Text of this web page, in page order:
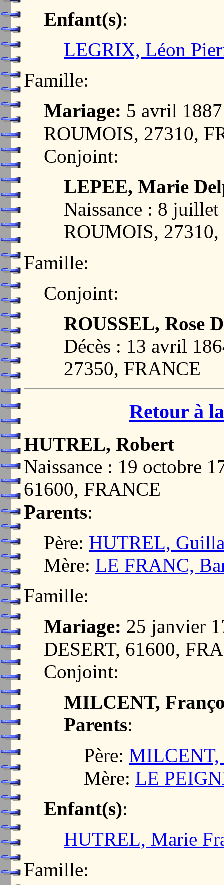
Enfant(s):
LEGRIX, Léon
Famille:
Mariage: 5 avril
ROUMOIS, 27310,
Conjoint:
LEPEE, Marie
Naissance : 8
ROUMOIS,
Famille:
Conjoint:
ROUSSEL, Rose
Décès : 13 avril
27350, FRANCE
Retour à
HUTREL, Robert
Naissance : 19 octobre
61600, FRANCE
Parents:
Père: HUTREL,
Mère: LE FRANC,
Famille:
Mariage: 25 janvier
DESERT, 61600,
Conjoint:
MILCENT,
Parents:
Père:
Mère: LE
Enfant(s):
HUTREL, Marie
Famille: